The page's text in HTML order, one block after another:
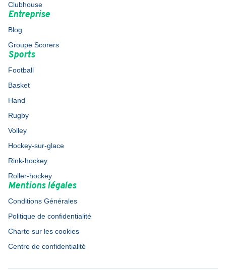
Clubhouse
Entreprise
Blog
Groupe Scorers
Sports
Football
Basket
Hand
Rugby
Volley
Hockey-sur-glace
Rink-hockey
Roller-hockey
Mentions légales
Conditions Générales
Politique de confidentialité
Charte sur les cookies
Centre de confidentialité